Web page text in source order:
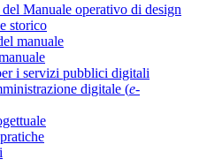
Manuale operativo di design
storico
manuale
i servizi pubblici digitali
digitale (e-